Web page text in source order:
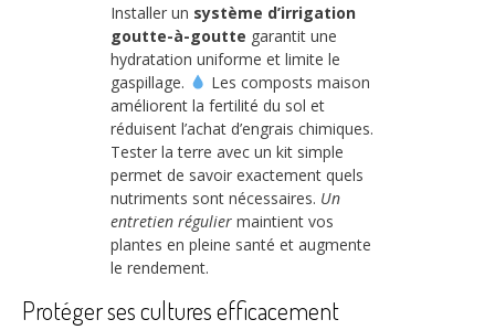
Installer un système d’irrigation
goutte-à-goutte garantit une
hydratation uniforme et limite le
gaspillage.
Les composts maison
améliorent la fertilité du sol et
réduisent l’achat d’engrais chimiques.
Tester la terre avec un kit simple
permet de savoir exactement quels
nutriments sont nécessaires. Un
entretien régulier maintient vos
plantes en pleine santé et augmente
le rendement.
Protéger ses cultures efficacement